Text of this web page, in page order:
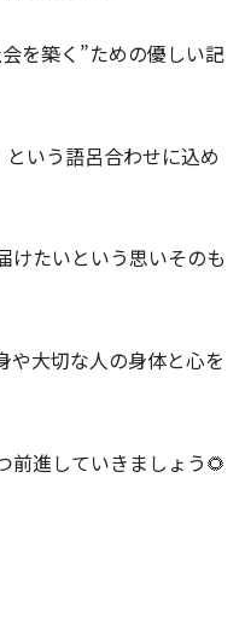
を築く”ための優しい記
という語呂合わせに込め
けたいという思いそのも
や大切な人の身体と心を
前進していきましょう🌻